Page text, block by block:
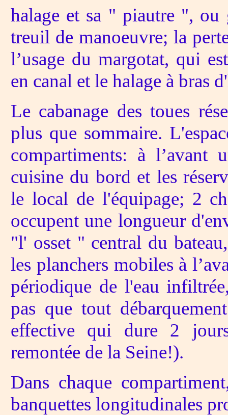
halage et sa " piautre ",
treuil de manoeuvre; la
l’usage du margotat, qui
en canal et le halage à bras
Le cabanage des toues
plus que sommaire.
compartiments: à l’avant
cuisine du bord et les
le local de l'équipage; 2
occupent une longueur
"l' osset " central du
les planchers mobiles à
périodique de l'eau
pas que tout
effective qui dure 2
remontée de la Seine!).
Dans chaque
banquettes longitudinales